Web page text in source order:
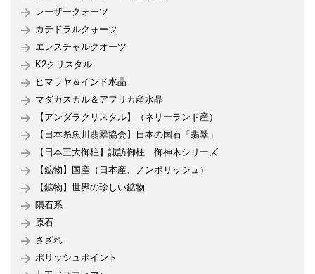
レーザークォーツ
カテドラルクォーツ
エレスチャルクオーツ
K2クリスタル
ヒマラヤ＆インド水晶
マダカスカル＆アフリカ産水晶
【アンダラクリスタル】（ネリーランド産）
【日本糸魚川翡翠協会】日本の国石「翡翠」
【日本三大御柱】諏訪御柱 御神木シリーズ
【鉱物】国産（日本産、ノンポリッシュ）
【鉱物】世界の珍しい鉱物
隕石系
原石
さざれ
ポリッシュポイント